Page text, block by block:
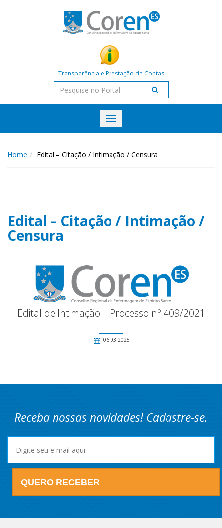
Transparência e Prestação de Contas
Toggle
navigation
Home Edital – Citação / Intimação / Censura
Edital – Citação / Intimação /
Censura
Edital de Intimação – Processo nº 409/2021
06.03.2025
Receba nossas novidades! Cadastre-se.
QUERO RECEBER